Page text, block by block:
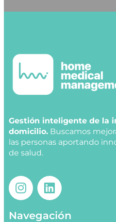
Gestión inteligente de la
domicilio. Buscamos
las personas aportando
de salud.
Navegación